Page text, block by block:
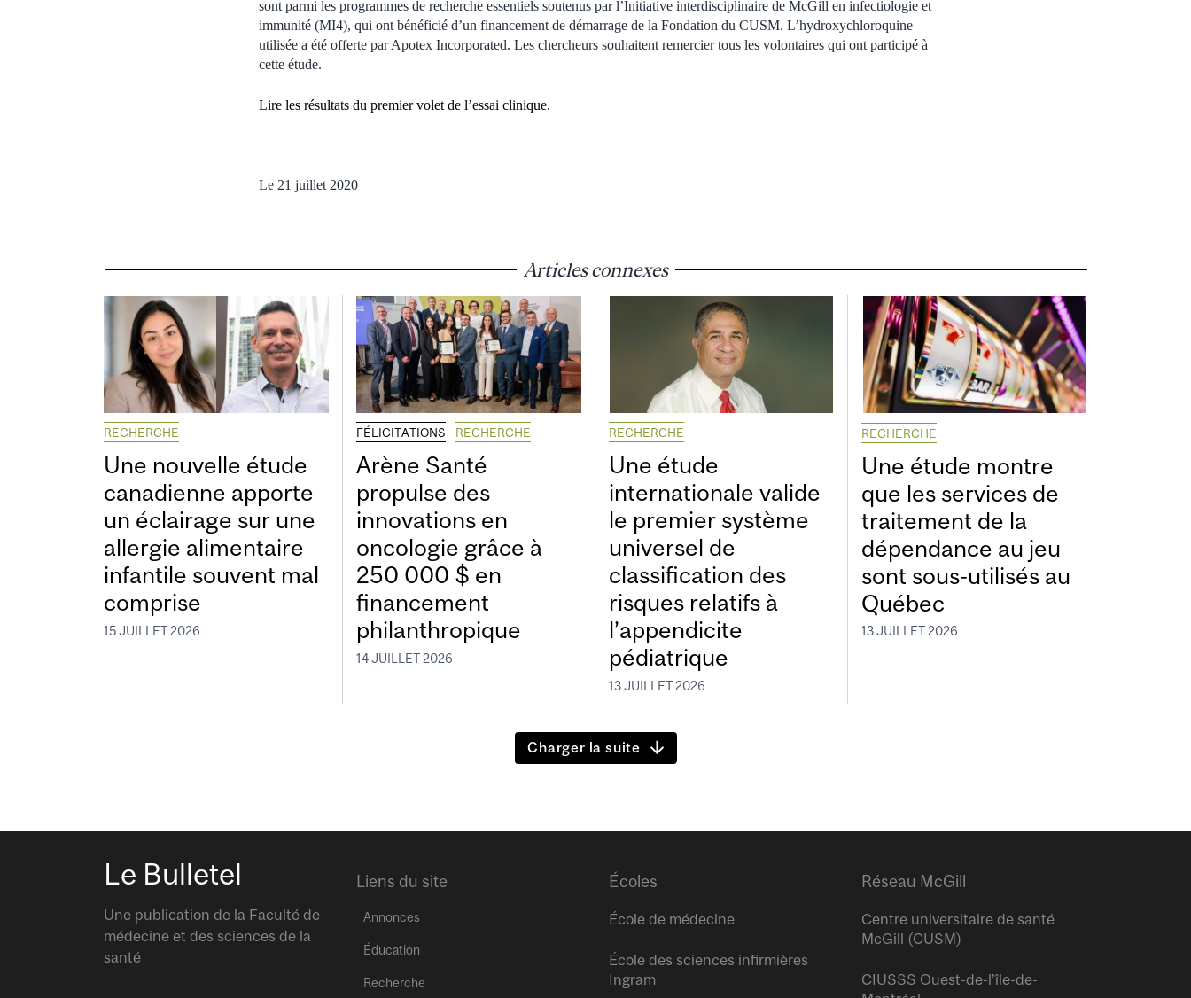
sont parmi les programmes de recherche essentiels soutenus par l’Initiative interdisciplinaire de McGill en infectiologie et
immunité (MI4), qui ont bénéficié d’un financement de démarrage de la Fondation du CUSM. L’hydroxychloroquine
utilisée a été offerte par Apotex Incorporated. Les chercheurs souhaitent remercier tous les volontaires qui ont participé à
cette étude.
Lire les résultats du premier volet de l’essai clinique.
Le 21 juillet 2020
Articles connexes
RECHERCHE
Une nouvelle étude
canadienne apporte
un éclairage sur une
allergie alimentaire
infantile souvent mal
comprise
15 JUILLET 2026
FÉLICITATIONS RECHERCHE
Arène Santé
propulse des
innovations en
oncologie grâce à
250 000 $ en
financement
philanthropique
14 JUILLET 2026
RECHERCHE
Une étude
internationale valide
le premier système
universel de
classification des
risques relatifs à
l’appendicite
pédiatrique
13 JUILLET 2026
RECHERCHE
Une étude montre
que les services de
traitement de la
dépendance au jeu
sont sous-utilisés au
Québec
13 JUILLET 2026
Charger la suite
Le Bulletel
Une publication de la Faculté de
médecine et des sciences de la
santé
Liens du site
Annonces
Éducation
Recherche
Écoles
École de médecine
École des sciences infirmières
Ingram
Réseau McGill
Centre universitaire de santé
McGill (CUSM)
CIUSSS Ouest-de-l’île-de-